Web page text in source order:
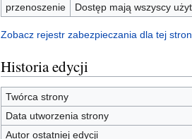
przenoszenie
Dostęp mają wszyscy
Zobacz rejestr zabezpieczania dla tej
Historia edycji
Twórca strony
Data utworzenia strony
Autor ostatniej edycji